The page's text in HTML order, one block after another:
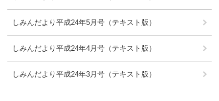
しみんだより平成24年5月号（テキスト版）
しみんだより平成24年4月号（テキスト版）
しみんだより平成24年3月号（テキスト版）